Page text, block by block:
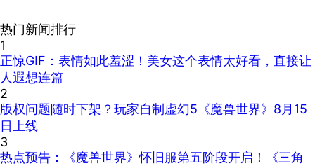
热门新闻排行
1
正惊GIF：表情如此羞涩！美女这个表情太好看，直接让
人遐想连篇
2
版权问题随时下架？玩家自制虚幻5《魔兽世界》8月15
日上线
3
热点预告：《魔兽世界》怀旧服第五阶段开启！《三角